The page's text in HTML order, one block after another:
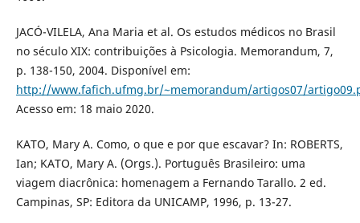
JACÓ-VILELA, Ana Maria et al. Os estudos médicos no Brasil
no século XIX: contribuições à Psicologia. Memorandum, 7,
p. 138-150, 2004. Disponível em:
http://www.fafich.ufmg.br/~memorandum/artigos07/
Acesso em: 18 maio 2020.
KATO, Mary A. Como, o que e por que escavar? In: ROBERTS,
Ian; KATO, Mary A. (Orgs.). Português Brasileiro: uma
viagem diacrônica: homenagem a Fernando Tarallo. 2 ed.
Campinas, SP: Editora da UNICAMP, 1996, p. 13-27.